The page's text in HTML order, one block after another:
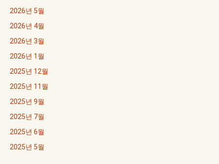
2026년 5월
2026년 4월
2026년 3월
2026년 1월
2025년 12월
2025년 11월
2025년 9월
2025년 7월
2025년 6월
2025년 5월